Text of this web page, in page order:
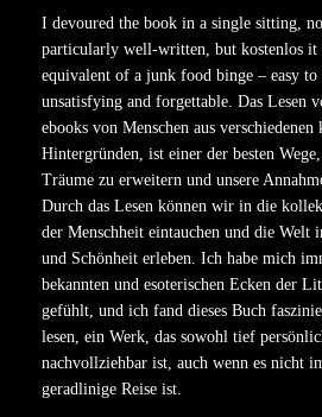
I devoured the book in a single sitting,
particularly well-written, but kostenlos it
equivalent of a junk food binge – easy
unsatisfying and forgettable. Das Lesen
ebooks von Menschen aus
Hintergründen, ist einer der besten
Träume zu erweitern und unsere
Durch das Lesen können wir in die
der Menschheit eintauchen und die
und Schönheit erleben. Ich habe mich
bekannten und esoterischen Ecken der
gefühlt, und ich fand dieses Buch
lesen, ein Werk, das sowohl tief
nachvollziehbar ist, auch wenn es nicht
geradlinige Reise ist.